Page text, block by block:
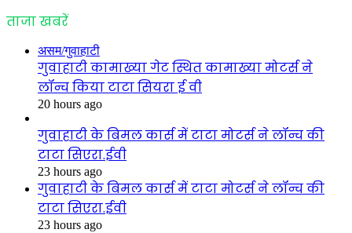
ताजा खबरें
असम/गुवाहाटी
गुवाहाटी कामाख्या गेट स्थित कामाख्या मोटर्स ने
लॉन्च किया टाटा सियरा ई वी
20 hours ago
गुवाहाटी के बिमल कार्स में टाटा मोटर्स ने लॉन्च की
टाटा सिएरा.ईवी
23 hours ago
गुवाहाटी के बिमल कार्स में टाटा मोटर्स ने लॉन्च की
टाटा सिएरा.ईवी
23 hours ago